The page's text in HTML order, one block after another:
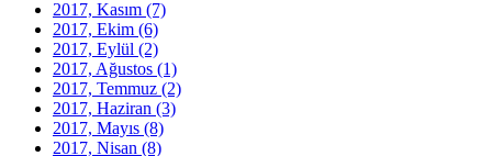
2017, Kasım (7)
2017, Ekim (6)
2017, Eylül (2)
2017, Ağustos (1)
2017, Temmuz (2)
2017, Haziran (3)
2017, Mayıs (8)
2017, Nisan (8)